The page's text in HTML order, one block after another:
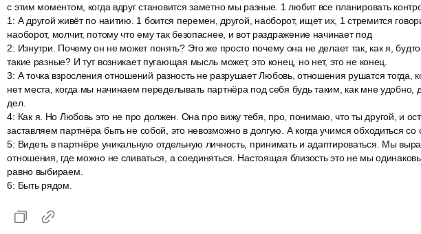
с этим моментом, когда вдруг становится заметно мы разные. 1 любит все планировать
1 : А другой живёт по наитию. 1 боится перемен, другой, наоборот, ищет их, 1 стремится
наоборот, молчит, потому что ему так безопаснее, и вот раздражение начинает под
2: Изнутри. Почему он не может понять? Это же просто почему она не делает так, как я,
такие разные? И тут возникает пугающая мысль может, это конец, но нет, это не конец.
3: А точка взросления отношений разность не разрушает Любовь, отношения рушатся тогда,
нет места, когда мы начинаем переделывать партнёра под себя будь таким, как мне удобно,
дел.
4: Как я. Но Любовь это не про должен. Она про вижу тебя, про, понимаю, что ты другой, и
заставляем партнёра быть не собой, это невозможно в долгую. А когда учимся обходиться со
5: Видеть в партнёре уникальную отдельную личность, принимать и адаптироваться. Мы
отношения, где можно не сливаться, а соединяться. Настоящая близость это не мы
равно выбираем.
6: Быть рядом.